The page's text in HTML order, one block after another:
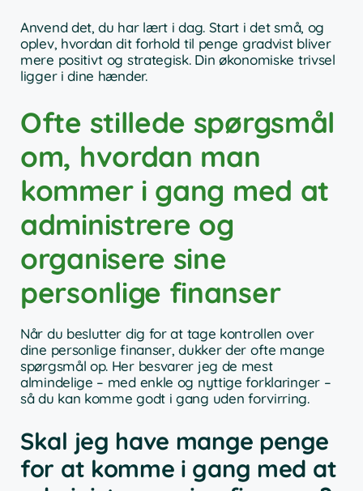
Anvend det, du har lært i dag. Start i det små, og
oplev, hvordan dit forhold til penge gradvist bliver
mere positivt og strategisk. Din økonomiske trivsel
ligger i dine hænder.
Ofte stillede spørgsmål
om, hvordan man
kommer i gang med at
administrere og
organisere sine
personlige finanser
Når du beslutter dig for at tage kontrollen over
dine personlige finanser, dukker der ofte mange
spørgsmål op. Her besvarer jeg de mest
almindelige – med enkle og nyttige forklaringer –
så du kan komme godt i gang uden forvirring.
Skal jeg have mange penge
for at komme i gang med at